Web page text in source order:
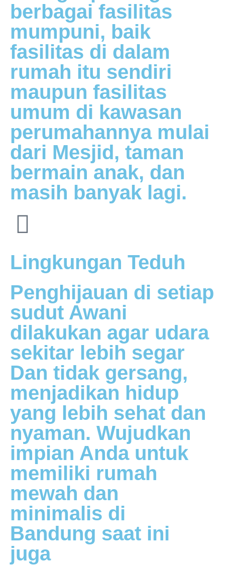
berbagai fasilitas
mumpuni, baik
fasilitas di dalam
rumah itu sendiri
maupun fasilitas
umum di kawasan
perumahannya mulai
dari Mesjid, taman
bermain anak, dan
masih banyak lagi.
Lingkungan Teduh
Penghijauan di setiap
sudut Awani
dilakukan agar udara
sekitar lebih segar
Dan tidak gersang,
menjadikan hidup
yang lebih sehat dan
nyaman. Wujudkan
impian Anda untuk
memiliki rumah
mewah dan
minimalis di
Bandung saat ini
juga